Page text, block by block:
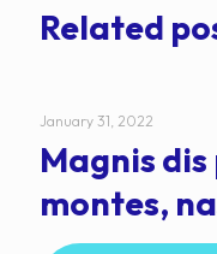
Related
January 31, 2022
Magnis
montes,